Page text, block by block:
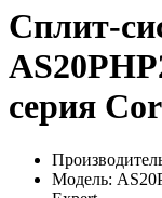
Сплит-
серия
Модель: